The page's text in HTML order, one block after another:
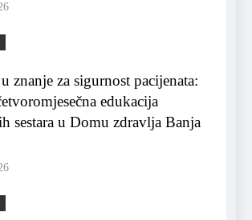
znanje za sigurnost pacijenata:
edukacija
sestara u Domu zdravlja Banja